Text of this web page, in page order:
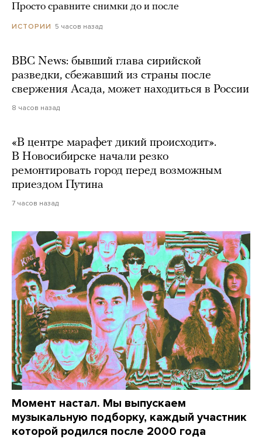
Просто сравните снимки до и после
ИСТОРИИ 5 часов назад
BBC News: бывший глава сирийской
разведки, сбежавший из страны после
свержения Асада, может находиться в России
8 часов назад
«В центре марафет дикий происходит».
В Новосибирске начали резко
ремонтировать город перед возможным
приездом Путина
7 часов назад
Момент настал. Мы выпускаем
музыкальную подборку, каждый участник
которой родился после 2000 года